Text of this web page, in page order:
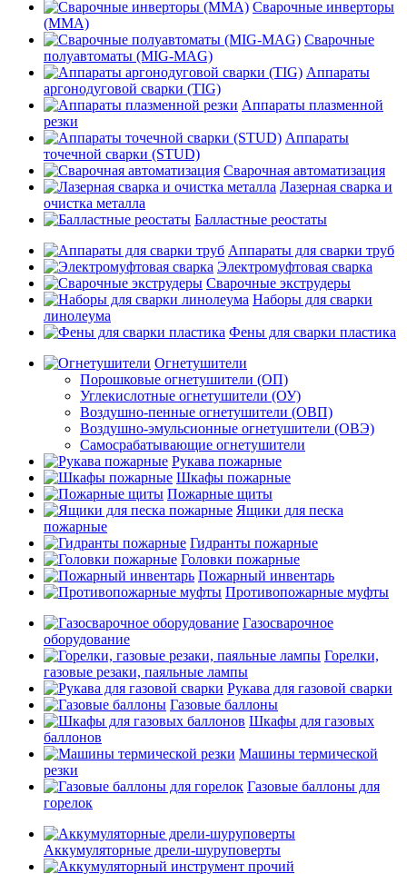
Сварочные инверторы
(MMA)
Сварочные
полуавтоматы (MIG-MAG)
Аппараты
аргонодуговой сварки (TIG)
Аппараты плазменной
резки
Аппараты
точечной сварки (STUD)
Сварочная автоматизация
Лазерная сварка и
очистка металла
Балластные реостаты
Аппараты для сварки труб
Электромуфтовая сварка
Сварочные экструдеры
Наборы для сварки
линолеума
Фены для сварки пластика
Огнетушители
Порошковые огнетушители (ОП)
Углекислотные огнетушители (ОУ)
Воздушно-пенные огнетушители (ОВП)
Воздушно-эмульсионные огнетушители (ОВЭ)
Самосрабатывающие огнетушители
Рукава пожарные
Шкафы пожарные
Пожарные щиты
Ящики для песка
пожарные
Гидранты пожарные
Головки пожарные
Пожарный инвентарь
Противопожарные муфты
Газосварочное
оборудование
Горелки,
газовые резаки, паяльные лампы
Рукава для газовой сварки
Газовые баллоны
Шкафы для газовых
баллонов
Машины термической
резки
Газовые баллоны для
горелок
Аккумуляторные дрели-шуруповерты